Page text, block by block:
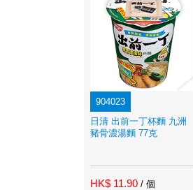
904023
日清 出前一丁杯麵 九洲
豬骨濃湯麵 77克
HK$ 11.90 / 個